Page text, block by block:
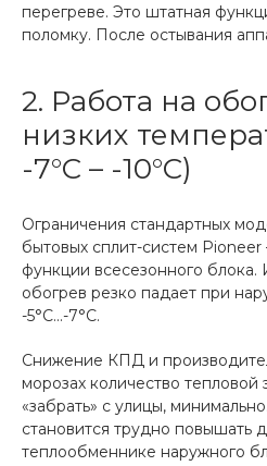
перегреве. Это штатная
поломку. После остывания
2. Работа на
низких
-7°C – -10°C)
Ограничения стандартных
бытовых сплит-систем
функции всесезонного блока.
обогрев резко падает при
-5°C...-7°C.
Снижение КПД и
морозах количество
«забрать» с улицы,
становится трудно повышать
теплообменнике наружного